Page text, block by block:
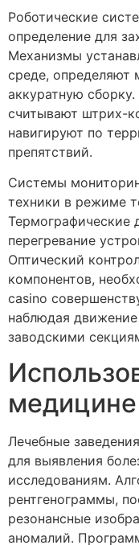
Роботические
определение для
Механизмы
среде, определяют
аккуратную
считывают штрих-
навигируют по
препятствий.
Системы
техники в режиме
Термографические
перегревание
Оптический
компонентов,
casino
наблюдая
заводскими
медицине
Лечебные
для выявления
исследованиям.
рентгенограммы,
резонансные
аномалий.